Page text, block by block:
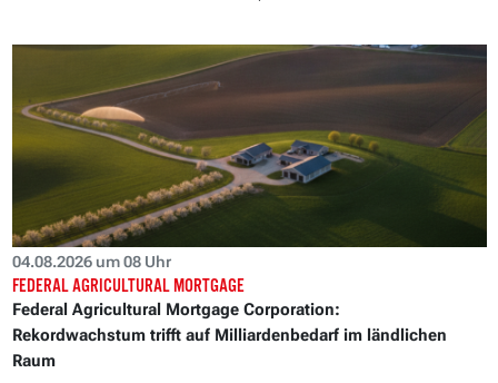
04.08.2026 um 08 Uhr
FEDERAL AGRICULTURAL MORTGAGE
Federal Agricultural Mortgage Corporation:
Rekordwachstum trifft auf Milliardenbedarf im ländlichen
Raum